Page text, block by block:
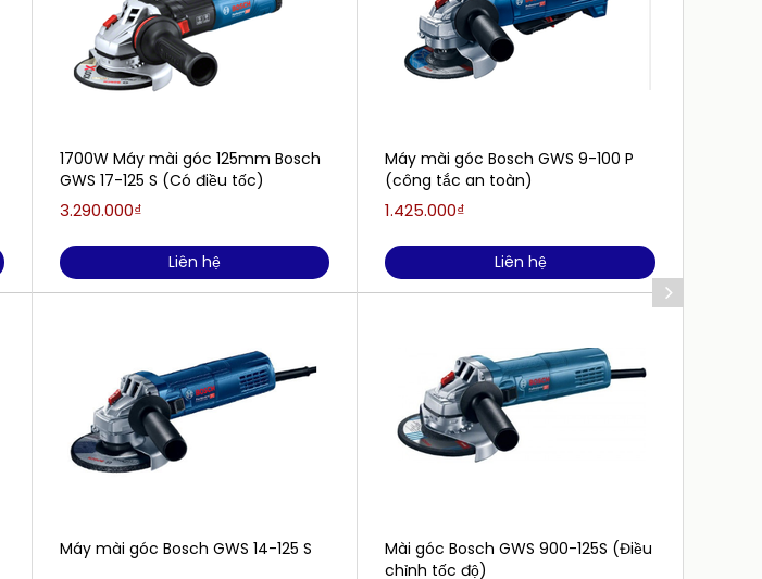
1700W Máy mài góc 125mm Bosch
GWS 17-125 S (Có điều tốc)
3.290.000₫
Liên hệ
Máy mài góc Bosch GWS 14-125 S
Máy mài góc Bosch GWS 9-100 P
(công tắc an toàn)
1.425.000₫
Liên hệ
Mài góc Bosch GWS 900-125S (Điều
chỉnh tốc độ)